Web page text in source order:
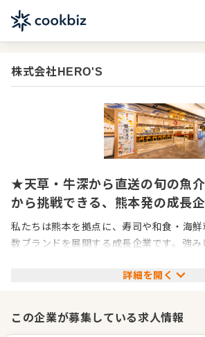
株式会社HERO'S
★天草・牛深から直送の旬の魚
から挑戦できる、熊本発の成長
私たちは熊本を拠点に、寿司や和食・海
数ブランドを展開する成長企業です。強み
れる“朝どれ鮮魚”が届き、一般には流通し
挑戦したい方にとっては、腕を磨く最高の
詳細を開く
この企業が募集している求人情報